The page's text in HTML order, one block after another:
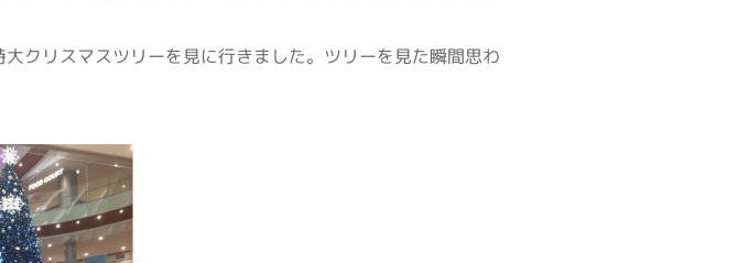
クリスマスツリーを見に行きました。ツリーを見た瞬間思わ